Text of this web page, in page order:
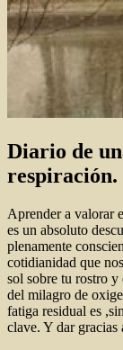
Diario de
respiración.
Aprender a valorar
es un absoluto
plenamente
cotidianidad que
sol sobre tu rostro
del milagro de
fatiga residual es
clave. Y dar gracias